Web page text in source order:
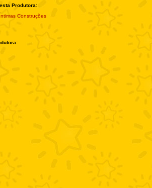
Produtora:
Construções